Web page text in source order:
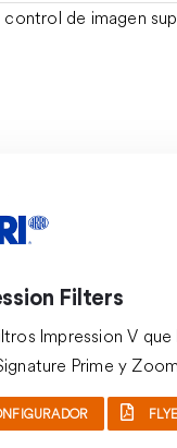
de imagen
Filters
Impression V
Prime y
y cuatro positivos
de enfoque de